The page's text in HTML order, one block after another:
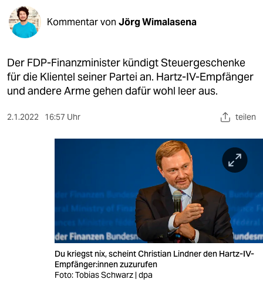
öko
gesellschaft
kultur
sport
berlin
veranstaltungen
Kommentar von Jörg Wimalasena
Der FDP-Finanzminister kündigt Steuergeschenke
für die Klientel seiner Partei an. Hartz-IV-Empfänger
und andere Arme gehen dafür wohl leer aus.
2.1.2022 16:57 Uhr teilen
Du kriegst nix, scheint Christian Lindner den Hartz-IV-
Empfänger:innen zuzurufen
Foto: Tobias Schwarz | dpa